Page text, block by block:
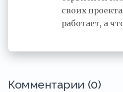
своих
работает, а
Комментарии (0)